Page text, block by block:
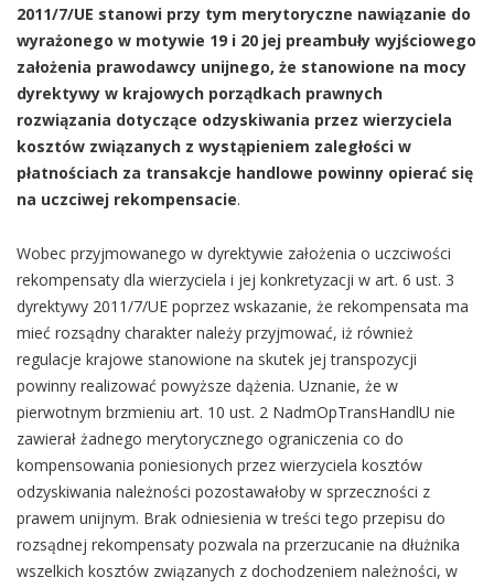
2011/7/UE stanowi przy tym merytoryczne nawiązanie do
wyrażonego w motywie 19 i 20 jej preambuły wyjściowego
założenia prawodawcy unijnego, że stanowione na mocy
dyrektywy w krajowych porządkach prawnych
rozwiązania dotyczące odzyskiwania przez wierzyciela
kosztów związanych z wystąpieniem zaległości w
płatnościach za transakcje handlowe powinny opierać się
na uczciwej rekompensacie.
Wobec przyjmowanego w dyrektywie założenia o uczciwości
rekompensaty dla wierzyciela i jej konkretyzacji w art. 6 ust. 3
dyrektywy 2011/7/UE poprzez wskazanie, że rekompensata ma
mieć rozsądny charakter należy przyjmować, iż również
regulacje krajowe stanowione na skutek jej transpozycji
powinny realizować powyższe dążenia. Uznanie, że w
pierwotnym brzmieniu art. 10 ust. 2 NadmOpTransHandlU nie
zawierał żadnego merytorycznego ograniczenia co do
kompensowania poniesionych przez wierzyciela kosztów
odzyskiwania należności pozostawałoby w sprzeczności z
prawem unijnym. Brak odniesienia w treści tego przepisu do
rozsądnej rekompensaty pozwala na przerzucanie na dłużnika
wszelkich kosztów związanych z dochodzeniem należności, w